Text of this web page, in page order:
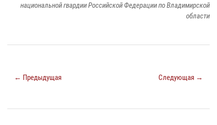
национальной гвардии Российской Федерации по Владимирской
области
← Предыдущая Следующая →